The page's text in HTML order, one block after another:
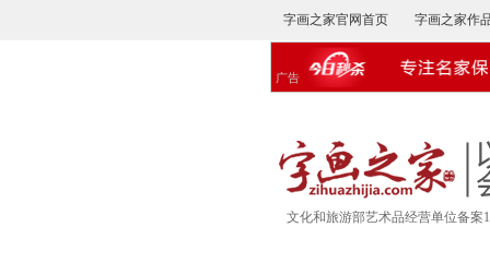
字画之家官网首页 字画之家作
广告
文化和旅游部艺术品经营单位备案